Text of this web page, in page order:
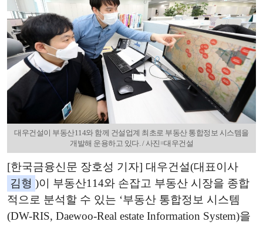
대우건설이 부동산114와 함께 건설업계 최초로 부동산 통합정보 시스템을
개발해 운용하고 있다. / 사진=대우건설
[한국금융신문 장호성 기자] 대우건설(대표이사
김형 )이 부동산114와 손잡고 부동산 시장을 종합
적으로 분석할 수 있는 ‘부동산 통합정보 시스템
(DW-RIS, Daewoo-Real estate Information System)을